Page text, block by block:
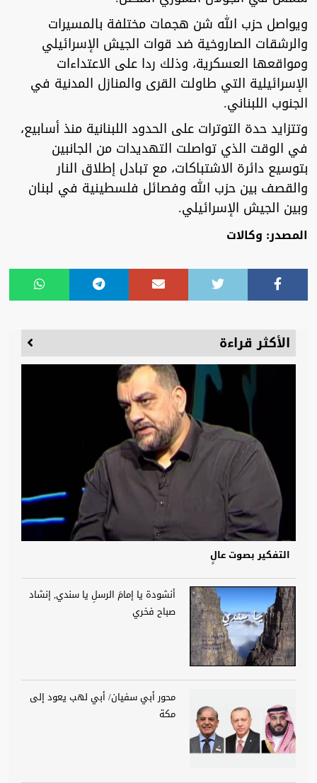
ويواصل حزب الله شن هجمات مختلفة بالمسيرات
والرشقات الصاروخية ضد قوات الجيش الإسرائيلي
ومواقعها العسكرية، وذلك ردا على ‏الاعتداءات
الإسرائيلية التي طاولت القرى والمنازل المدنية في
الجنوب اللبناني.
وتتزايد حدة التوترات على الحدود اللبنانية منذ أسابيع،
في الوقت الذي تواصلت التهديدات من الجانبين
بتوسيع دائرة الاشتباكات، مع تبادل إطلاق النار
والقصف بين حزب الله وفصائل فلسطينية في لبنان
وبين الجيش الإسرائيلي.
المصدر: وكالات
الأكثر قراءة
التفكير بصوت عالٍ
أنشودة يا إمامَ الرسلِ يا سندي, إنشاد
صباح فخري
محور أبي سفيان/ أبي لهب يعود إلى
مكة